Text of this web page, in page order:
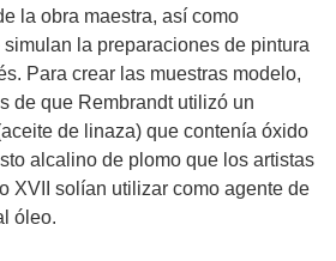
v
e
n
t
a
n
a
la obra maestra, así como
la preparaciones de pintura
Para crear las muestras modelo,
de que Rembrandt utilizó un
de linaza) que contenía óxido
alcalino de plomo que los artistas
XVII solían utilizar como agente de
óleo.